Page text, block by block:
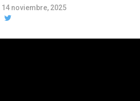
14 noviembre, 2025